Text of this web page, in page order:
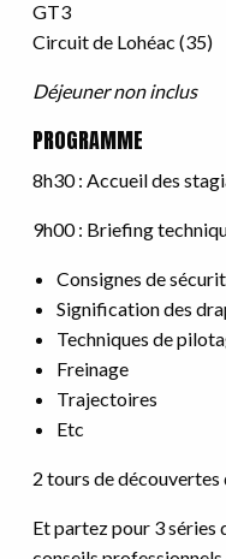
GT3
Circuit de Lohéac (35)
Déjeuner non inclus
PROGRAMME
8h30 : Accueil des
9h00 : Briefing
Consignes de
Signification des
Techniques de
Freinage
Trajectoires
Etc
2 tours de
Et partez pour 3 séries